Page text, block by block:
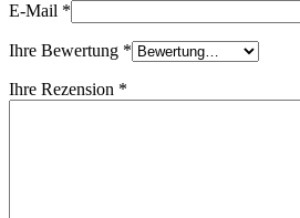
E-Mail *
Ihre Bewertung *
Ihre Rezension *